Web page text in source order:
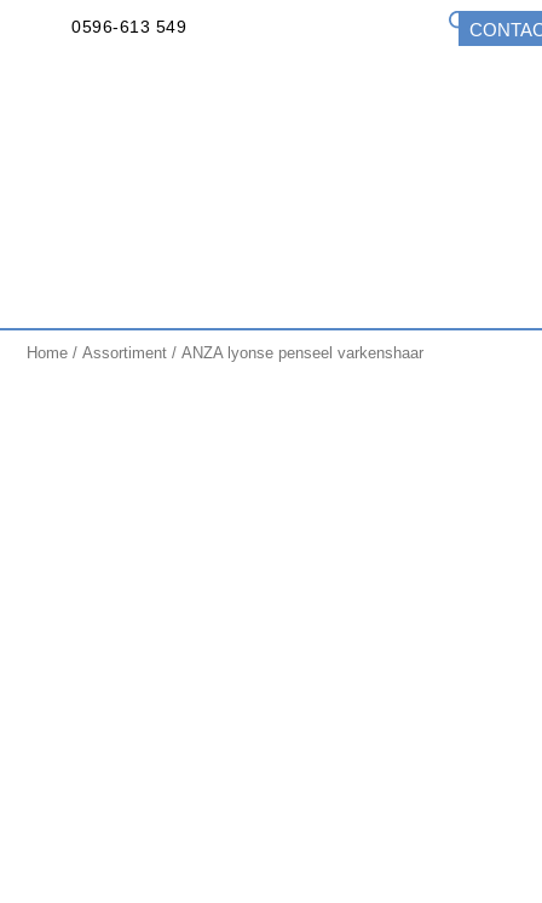
0596-613 549
Home /Assortiment / ANZA lyonse penseel varkenshaar